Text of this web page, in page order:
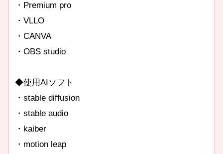
・Premium pro
・VLLO
・CANVA
・OBS studio
◆使用AIソフト
・stable diffusion
・stable audio
・kaiber
・motion leap